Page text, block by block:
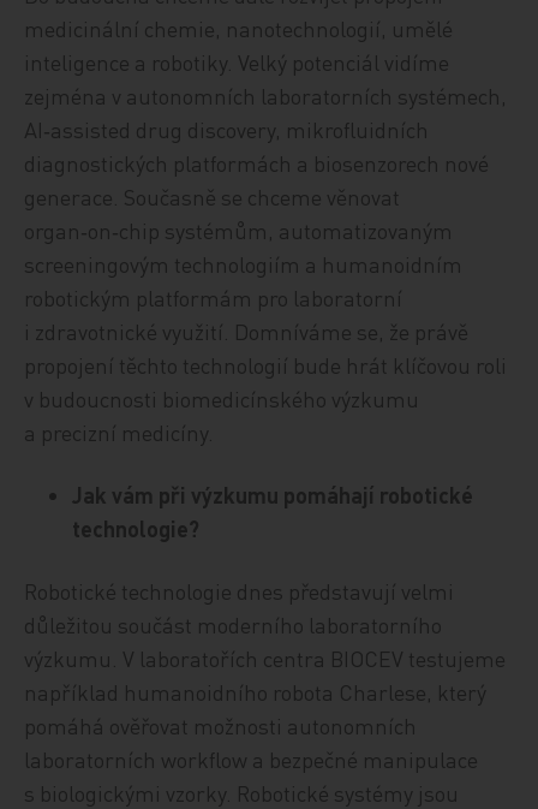
medicinální chemie, nanotechnologií, umělé
inteligence a robotiky. Velký potenciál vidíme
zejména v autonomních laboratorních systémech,
AI‑assisted drug discovery, mikrofluidních
diagnostických platformách a biosenzorech nové
generace. Současně se chceme věnovat
organ‑on‑chip systémům, automatizovaným
screeningovým technologiím a humanoidním
robotickým platformám pro laboratorní
i zdravotnické využití. Domníváme se, že právě
propojení těchto technologií bude hrát klíčovou roli
v budoucnosti biomedicínského výzkumu
a precizní medicíny.
Jak vám při výzkumu pomáhají robotické
technologie?
Robotické technologie dnes představují velmi
důležitou součást moderního laboratorního
výzkumu. V laboratořích centra BIOCEV testujeme
například humanoidního robota Charlese, který
pomáhá ověřovat možnosti autonomních
laboratorních workflow a bezpečné manipulace
s biologickými vzorky. Robotické systémy jsou